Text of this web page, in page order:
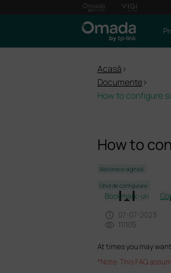
Acasă >
Documente>
How to configure
How to
Biblioteca digitală
Ghid de configurare
Bookmark-uri
07-07-2023
111105
At times you may
*Note: This FAQ